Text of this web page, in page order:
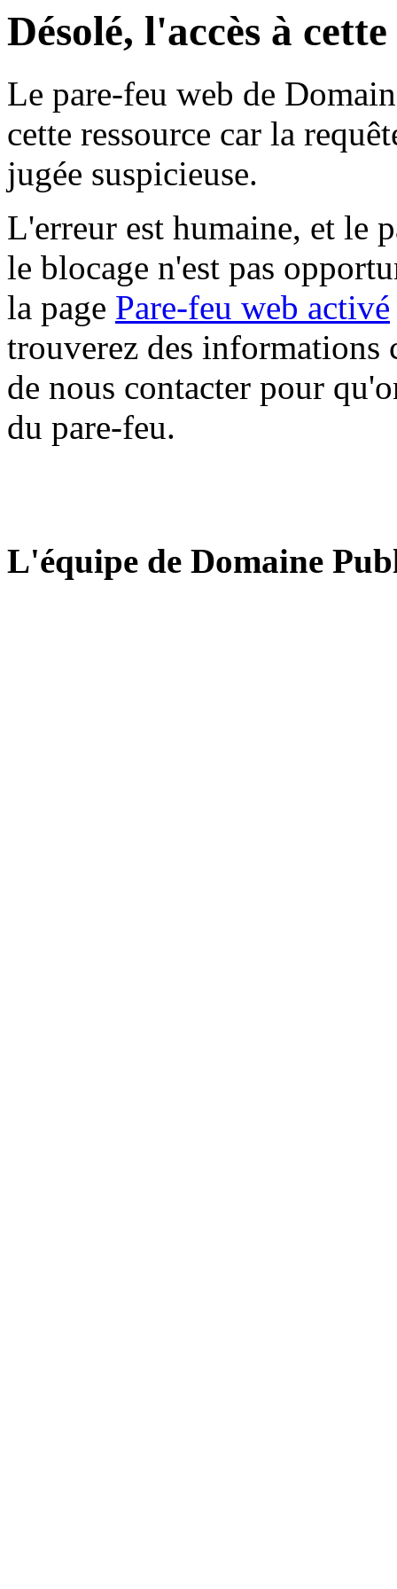
Désolé, l'accès à
Le pare-feu web de
cette ressource car la
jugée suspicieuse.
L'erreur est humaine, et le
le blocage n'est pas
la page Pare-feu web activé
trouverez des informations
de nous contacter pour
du pare-feu.
L'équipe de Domaine